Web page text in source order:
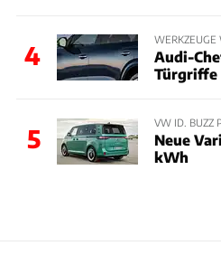
4
WERKZEUGE
Audi-
Türgriffe
5
VW ID. BUZZ
Neue
kWh